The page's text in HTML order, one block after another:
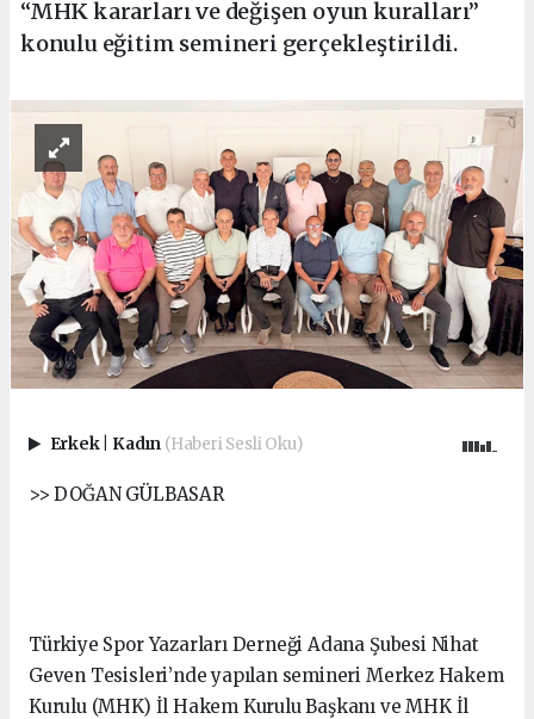
“MHK kararları ve değişen oyun kuralları”
konulu eğitim semineri gerçekleştirildi.
Erkek Kadın (Haberi Sesli Oku)
>> DOĞAN GÜLBASAR
Türkiye Spor Yazarları Derneği Adana Şubesi Nihat
Geven Tesisleri’nde yapılan semineri Merkez Hakem
Kurulu (MHK) İl Hakem Kurulu Başkanı ve MHK İl